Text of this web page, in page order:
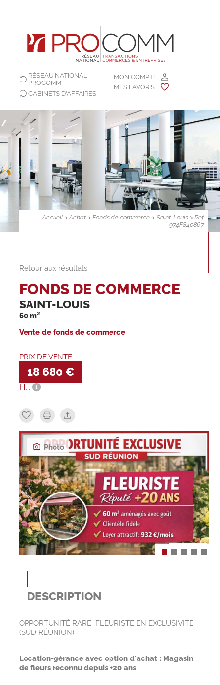
MON COMPTE
MES FAVORIS
RÉSEAU NATIONAL
PROCOMM
CABINETS D'AFFAIRES
Accueil >Achat >Fonds de commerce >Saint-Louis > Ref.
974F840867
Retour aux résultats
Photo
DESCRIPTION
OPPORTUNITÉ RARE  FLEURISTE EN EXCLUSIVITÉ
(SUD RÉUNION)
Location-gérance avec option d'achat : Magasin
de fleurs reconnu depuis +20 ans
FONDS DE COMMERCE
SAINT-LOUIS
60 m²
Vente de fonds de commerce
PRIX DE VENTE
18 680 €
H.I.